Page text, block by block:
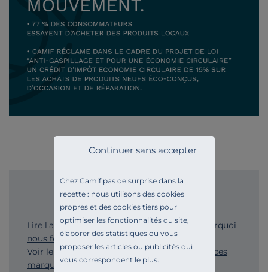
LA PRESSE EN PARLE
Lire l'article de Marianne : Black Friday : "Pourquoi
nous fermons le site de la Camif"
Voir le JT de 20h sur France 2 :Black Friday : ces
marques qui le boycottent
Chez Camif pas de surprise dans la
recette : nous utilisons des cookies
propres et des cookies tiers pour
optimiser les fonctionnalités du site,
élaborer des statistiques ou vous
proposer les articles ou publicités qui
vous correspondent le plus.
Continuer sans accepter